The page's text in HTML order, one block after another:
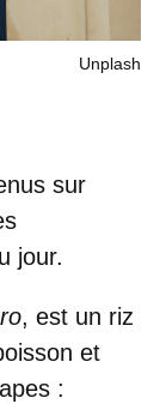
Unplash
sur
jour.
, est un riz
et
: